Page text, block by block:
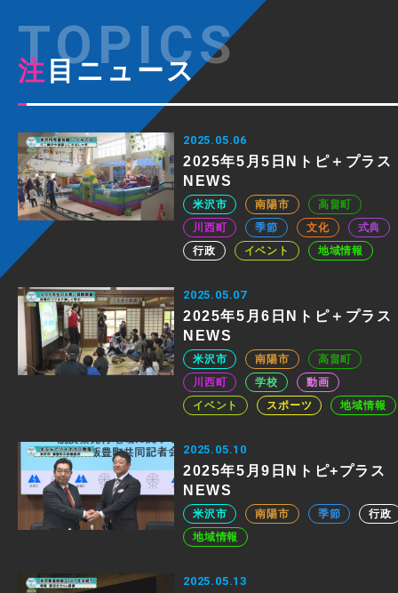
注目ニュース
2025.05.06
2025年5月5日Nトピ＋プラス
NEWS
米沢市 南陽市
高畠町
川西町
季節 文化
式典
行政
イベント 地域情報
2025.05.07
2025年5月6日Nトピ＋プラス
NEWS
米沢市 南陽市
高畠町
川西町
学校
動画
イベント
スポーツ 地域情報
2025.05.10
2025年5月9日Nトピ+プラス
NEWS
米沢市 南陽市 季節
行政
地域情報
2025.05.13